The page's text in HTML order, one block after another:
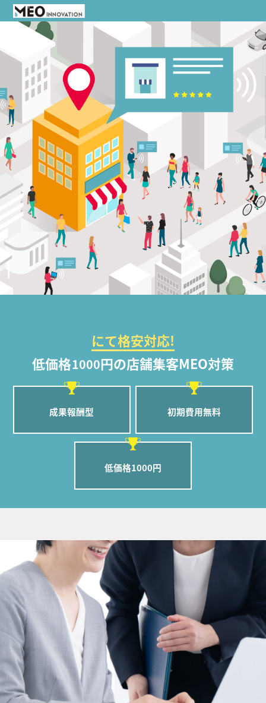
にて格安対応!
低価格1000円の店舗集客MEO対策
成果報酬型 初期費用無料
低価格1000円